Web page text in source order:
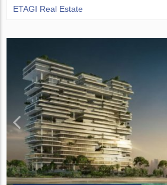
ETAGI Real Estate